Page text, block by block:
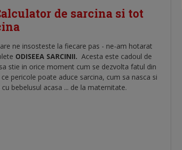
de sarcina si tot
ne insosteste la fiecare pas - ne-am hotarat
ODISEEA SARCINII. Acesta este cadoul de
stie in orice moment cum se dezvolta fatul din
pericole poate aduce sarcina, cum sa nasca si
bebelusul acasa ... de la maternitate.